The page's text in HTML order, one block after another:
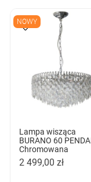
NOWY
Lampa wisząca
BURANO 60
Chromowana
2 499,00 zł